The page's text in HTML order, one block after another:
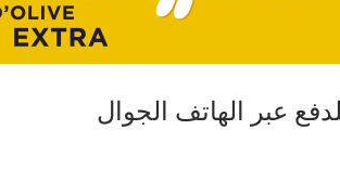
عبر الهاتف الجوال